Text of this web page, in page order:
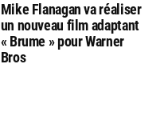
Mike Flanagan va réaliser
un nouveau film adaptant
« Brume » pour Warner
Bros